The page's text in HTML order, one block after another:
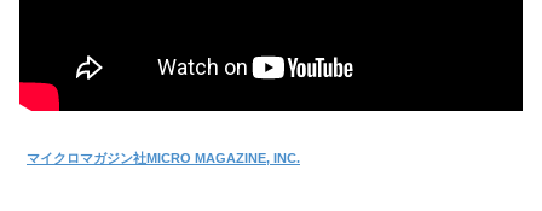
マイクロマガジン社MICRO MAGAZINE, INC.